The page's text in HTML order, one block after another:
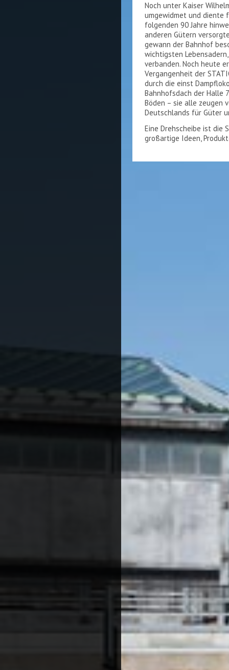
Noch unter Kaiser
umgewidmet und diente
folgenden 90 Jahre
anderen Gütern
gewann der Bahnhof
wichtigsten
verbanden. Noch heute
Vergangenheit der
durch die einst
Bahnhofsdach der Halle
Böden – sie alle zeugen
Deutschlands für Güter
Eine Drehscheibe ist die
großartige Ideen,